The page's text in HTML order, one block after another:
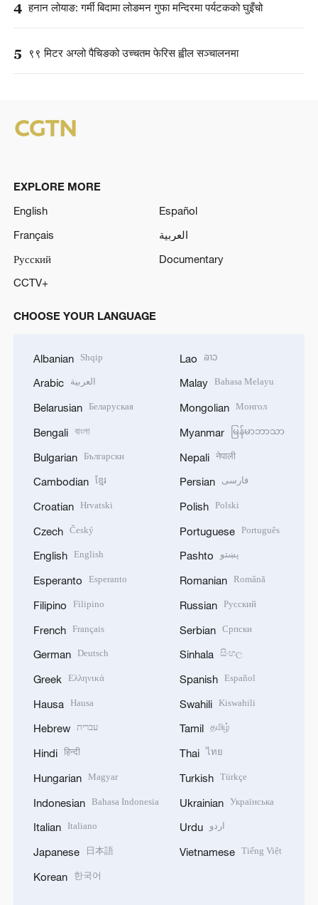
4 हनान लोयाङ: गर्मी बिदामा लोङमन गुफा मन्दिरमा पर्यटकको घुइँचो
5 ९९ मिटर अग्लो पैचिङको उच्चतम फेरिस ह्वील सञ्चालनमा
EXPLORE MORE
English
Español
Français
العربية
Русский
Documentary
CCTV+
CHOOSE YOUR LANGUAGE
Albanian Shqip
Arabic العربية
Belarusian Беларуская
Bengali বাংলা
Bulgarian Български
Cambodian ខ្មែរ
Croatian Hrvatski
Czech Český
English English
Esperanto Esperanto
Filipino Filipino
French Français
German Deutsch
Greek Ελληνικά
Hausa Hausa
Hebrew עברית
Hindi हिन्दी
Hungarian Magyar
Indonesian Bahasa Indonesia
Italian Italiano
Japanese 日本語
Korean 한국어
Lao ລາວ
Malay Bahasa Melayu
Mongolian Монгол
Myanmar မြန်မာဘာသာ
Nepali नेपाली
Persian فارسی
Polish Polski
Portuguese Português
Pashto پښتو
Romanian Română
Russian Русский
Serbian Српски
Sinhala සිංහල
Spanish Español
Swahili Kiswahili
Tamil தமிழ்
Thai ไทย
Turkish Türkçe
Ukrainian Українська
Urdu اردو
Vietnamese Tiếng Việt